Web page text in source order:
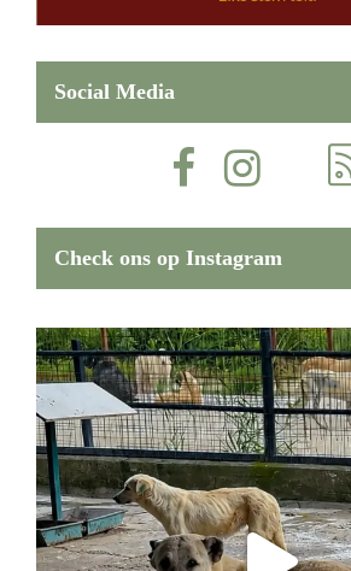
Social Media
Check ons op Instagram